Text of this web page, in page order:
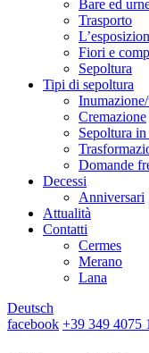
Bare ed
Trasporto
Fiori e
Sepoltura
Tipi di sepoltura
Cremazione
Sepoltura in
Domande
Decessi
Anniversari
Attualità
Contatti
Cermes
Merano
Lana
Deutsch
facebook +39 349 4075